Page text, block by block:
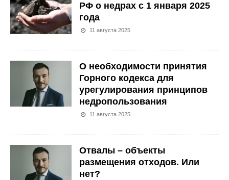
РФ о недрах с 1 января 2025
года
11 августа 2025
О необходимости принятия
Горного кодекса для
урегулирования принципов
недропользования
11 августа 2025
Отвалы – объекты
размещения отходов. Или
нет?